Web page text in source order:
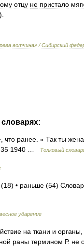
отцу не пристало
).
вотчина» /Сибирский
ранее. « Так ты
1940 …
Толковый
• раньше (54)
ударение
на ткани и
раны термином Р. не